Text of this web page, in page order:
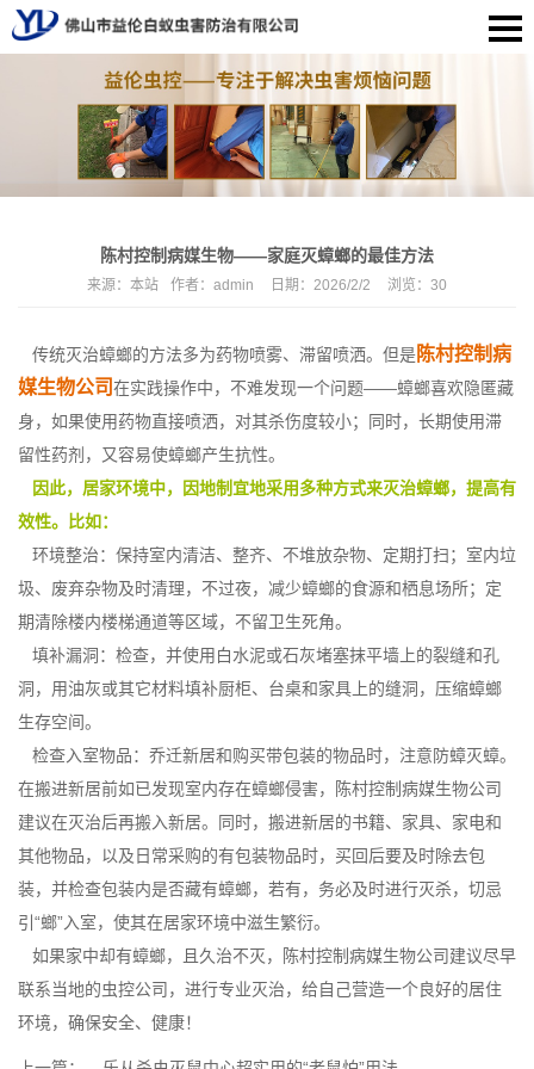
陈村控制病媒生物——家庭灭蟑螂的最佳方法
来源： 本站 作者： admin 日期： 2026/2/2 浏览： 30
传统灭治蟑螂的方法多为药物喷雾、滞留喷洒。但是陈村控制病
媒生物公司在实践操作中，不难发现一个问题——蟑螂喜欢隐匿藏
身，如果使用药物直接喷洒，对其杀伤度较小；同时，长期使用滞
留性药剂，又容易使蟑螂产生抗性。
因此，居家环境中，因地制宜地采用多种方式来灭治蟑螂，提高有
效性。比如：
环境整治：保持室内清洁、整齐、不堆放杂物、定期打扫；室内垃
圾、废弃杂物及时清理，不过夜，减少蟑螂的食源和栖息场所；定
期清除楼内楼梯通道等区域，不留卫生死角。
填补漏洞：检查，并使用白水泥或石灰堵塞抹平墙上的裂缝和孔
洞，用油灰或其它材料填补厨柜、台桌和家具上的缝洞，压缩蟑螂
生存空间。
检查入室物品：乔迁新居和购买带包装的物品时，注意防蟑灭蟑。
在搬进新居前如已发现室内存在蟑螂侵害，陈村控制病媒生物公司
建议在灭治后再搬入新居。同时，搬进新居的书籍、家具、家电和
其他物品，以及日常采购的有包装物品时，买回后要及时除去包
装，并检查包装内是否藏有蟑螂，若有，务必及时进行灭杀，切忌
引“螂”入室，使其在居家环境中滋生繁衍。
如果家中却有蟑螂，且久治不灭，陈村控制病媒生物公司建议尽早
联系当地的虫控公司 ，进行专业灭治，给自己营造一个良好的居住
环境，确保安全、健康！